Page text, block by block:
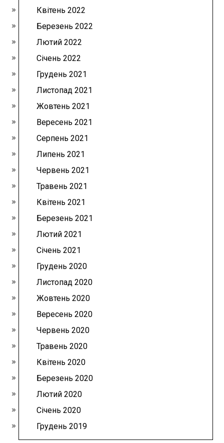
Квітень 2022
Березень 2022
Лютий 2022
Січень 2022
Грудень 2021
Листопад 2021
Жовтень 2021
Вересень 2021
Серпень 2021
Липень 2021
Червень 2021
Травень 2021
Квітень 2021
Березень 2021
Лютий 2021
Січень 2021
Грудень 2020
Листопад 2020
Жовтень 2020
Вересень 2020
Червень 2020
Травень 2020
Квітень 2020
Березень 2020
Лютий 2020
Січень 2020
Грудень 2019